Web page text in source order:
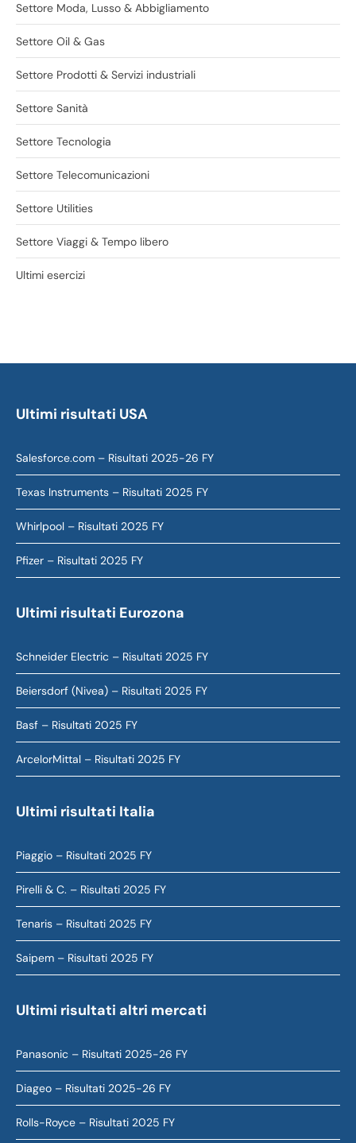
Settore Moda, Lusso & Abbigliamento
Settore Oil & Gas
Settore Prodotti & Servizi industriali
Settore Sanità
Settore Tecnologia
Settore Telecomunicazioni
Settore Utilities
Settore Viaggi & Tempo libero
Ultimi esercizi
Ultimi risultati USA
Salesforce.com – Risultati 2025-26 FY
Texas Instruments – Risultati 2025 FY
Whirlpool – Risultati 2025 FY
Pfizer – Risultati 2025 FY
Ultimi risultati Eurozona
Schneider Electric – Risultati 2025 FY
Beiersdorf (Nivea) – Risultati 2025 FY
Basf – Risultati 2025 FY
ArcelorMittal – Risultati 2025 FY
Ultimi risultati Italia
Piaggio – Risultati 2025 FY
Pirelli & C. – Risultati 2025 FY
Tenaris – Risultati 2025 FY
Saipem – Risultati 2025 FY
Ultimi risultati altri mercati
Panasonic – Risultati 2025-26 FY
Diageo – Risultati 2025-26 FY
Rolls-Royce – Risultati 2025 FY